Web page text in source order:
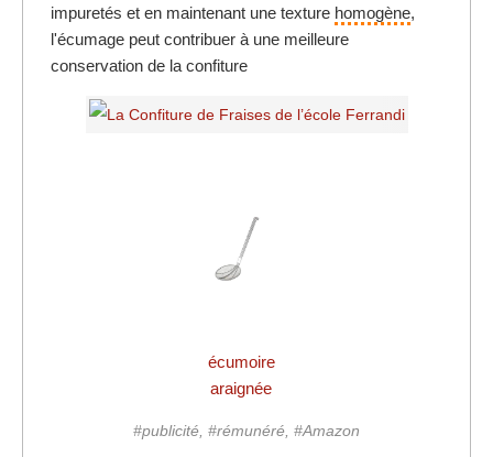
impuretés et en maintenant une texture homogène,
l'écumage peut contribuer à une meilleure
conservation de la confiture
écumoire
araignée
#publicité, #rémunéré, #Amazon